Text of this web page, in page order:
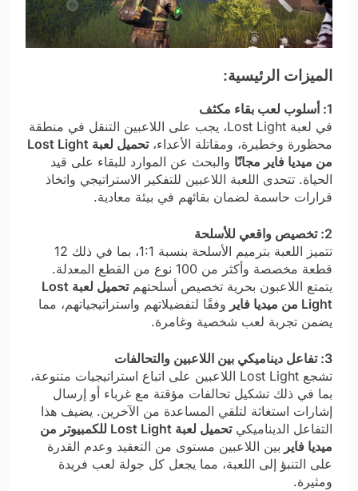
الميزات الرئيسية:
1: أسلوب لعب بقاء مكثف
في لعبة Lost Light، يجب على اللاعبين التنقل في منطقة
محظورة وخطيرة، ومقاتلة الأعداء،
تحميل لعبة Lost Light
من ميديا فاير مجانًا والبحث عن الموارد للبقاء على قيد
الحياة. تتحدى اللعبة اللاعبين للتفكير الاستراتيجي واتخاذ
قرارات حاسمة لضمان بقائهم في بيئة معادية.
2: تخصيص واقعي للأسلحة
تتميز اللعبة بترميم الأسلحة بنسبة 1:1، بما في ذلك 12
قطعة مخصصة وأكثر من 100 نوع من القطع المعدلة.
يتمتع اللاعبون بحرية تخصيص أسلحتهم
تحميل لعبة Lost
Light من ميديا فاير
وفقًا لتفضيلاتهم واستراتيجياتهم، مما
يضمن تجربة لعب شخصية وغامرة.
3: تفاعل ديناميكي بين اللاعبين والتحالفات
تشجع Lost Light اللاعبين على اتباع استراتيجيات متنوعة،
بما في ذلك تشكيل تحالفات مؤقتة مع غرباء أو إرسال
إشارات استغاثة لتلقي المساعدة من الآخرين. يضيف هذا
التفاعل الديناميكي
تحميل لعبة Lost Light للكمبيوتر من
ميديا فاير بين اللاعبين مستوى من التعقيد وعدم القدرة
على التنبؤ إلى اللعبة، مما يجعل كل جولة لعب فريدة
ومثيرة.